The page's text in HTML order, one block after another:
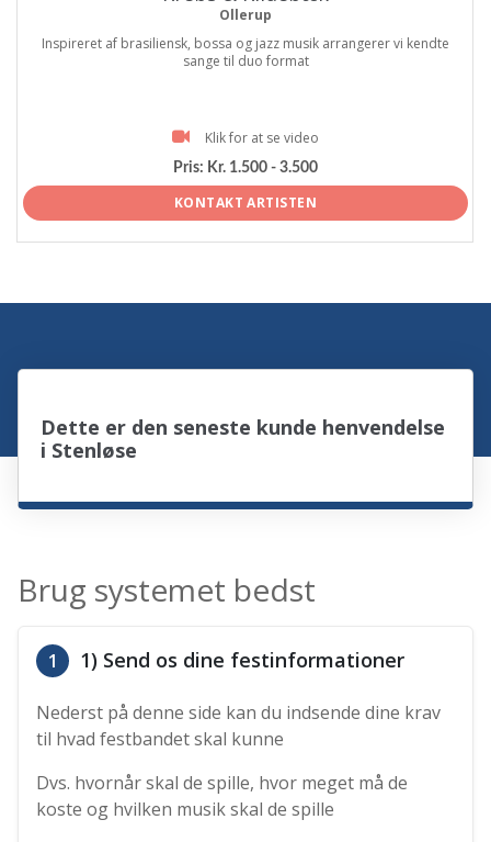
Ollerup
Inspireret af brasiliensk, bossa og jazz musik arrangerer vi kendte
sange til duo format
Klik for at se video
Pris: Kr. 1.500 - 3.500
KONTAKT ARTISTEN
Dette er den seneste kunde henvendelse
i Stenløse
Brug systemet bedst
1 1) Send os dine festinformationer
Nederst på denne side kan du indsende dine krav
til hvad festbandet skal kunne
Dvs. hvornår skal de spille, hvor meget må de
koste og hvilken musik skal de spille